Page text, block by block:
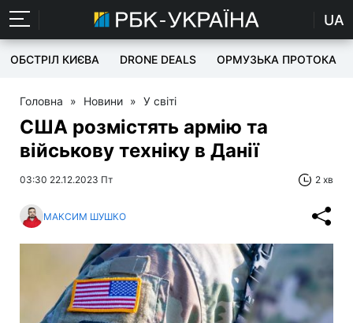
UA
ОБСТРІЛ КИЄВА DRONE DEALS ОРМУЗЬКА ПРОТОКА
Головна » Новини » У світі
США розмістять армію та
військову техніку в Данії
03:30 22.12.2023 Пт 2 хв
МАКСИМ ШУШКО